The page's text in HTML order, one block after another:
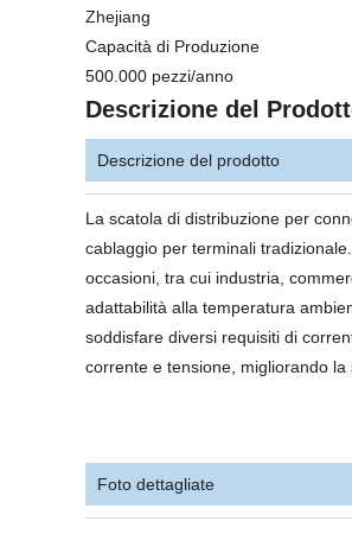
Zhejiang
Capacità di Produzione
500.000 pezzi/anno
Descrizione del
Descrizione del prodotto
La scatola di distribuzione per
cablaggio per terminali
occasioni, tra cui industria,
adattabilità alla temperatura
soddisfare diversi requisiti di
corrente e tensione, migliorando
Foto dettagliate